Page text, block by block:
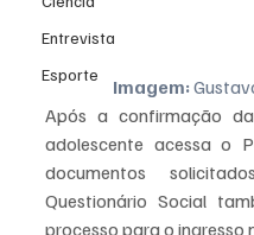
Entrevista
Esporte
Imagem:
Após a confirmação
adolescente acessa o
documentos
Questionário Social
processo para o ingresso